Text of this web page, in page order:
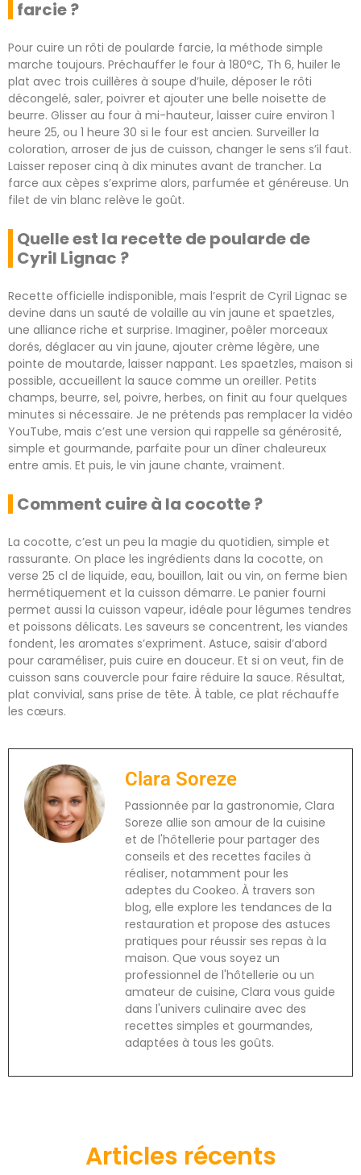
farcie ?
Pour cuire un rôti de poularde farcie, la méthode simple
marche toujours. Préchauffer le four à 180°C, Th 6, huiler le
plat avec trois cuillères à soupe d’huile, déposer le rôti
décongelé, saler, poivrer et ajouter une belle noisette de
beurre. Glisser au four à mi-hauteur, laisser cuire environ 1
heure 25, ou 1 heure 30 si le four est ancien. Surveiller la
coloration, arroser de jus de cuisson, changer le sens s’il faut.
Laisser reposer cinq à dix minutes avant de trancher. La
farce aux cèpes s’exprime alors, parfumée et généreuse. Un
filet de vin blanc relève le goût.
Quelle est la recette de poularde de
Cyril Lignac ?
Recette officielle indisponible, mais l’esprit de Cyril Lignac se
devine dans un sauté de volaille au vin jaune et spaetzles,
une alliance riche et surprise. Imaginer, poêler morceaux
dorés, déglacer au vin jaune, ajouter crème légère, une
pointe de moutarde, laisser nappant. Les spaetzles, maison si
possible, accueillent la sauce comme un oreiller. Petits
champs, beurre, sel, poivre, herbes, on finit au four quelques
minutes si nécessaire. Je ne prétends pas remplacer la vidéo
YouTube, mais c’est une version qui rappelle sa générosité,
simple et gourmande, parfaite pour un dîner chaleureux
entre amis. Et puis, le vin jaune chante, vraiment.
Comment cuire à la cocotte ?
La cocotte, c’est un peu la magie du quotidien, simple et
rassurante. On place les ingrédients dans la cocotte, on
verse 25 cl de liquide, eau, bouillon, lait ou vin, on ferme bien
hermétiquement et la cuisson démarre. Le panier fourni
permet aussi la cuisson vapeur, idéale pour légumes tendres
et poissons délicats. Les saveurs se concentrent, les viandes
fondent, les aromates s’expriment. Astuce, saisir d’abord
pour caraméliser, puis cuire en douceur. Et si on veut, fin de
cuisson sans couvercle pour faire réduire la sauce. Résultat,
plat convivial, sans prise de tête. À table, ce plat réchauffe
les cœurs.
Clara Soreze
Passionnée par la gastronomie, Clara
Soreze allie son amour de la cuisine
et de l'hôtellerie pour partager des
conseils et des recettes faciles à
réaliser, notamment pour les
adeptes du Cookeo. À travers son
blog, elle explore les tendances de la
restauration et propose des astuces
pratiques pour réussir ses repas à la
maison. Que vous soyez un
professionnel de l'hôtellerie ou un
amateur de cuisine, Clara vous guide
dans l'univers culinaire avec des
recettes simples et gourmandes,
adaptées à tous les goûts.
Articles récents